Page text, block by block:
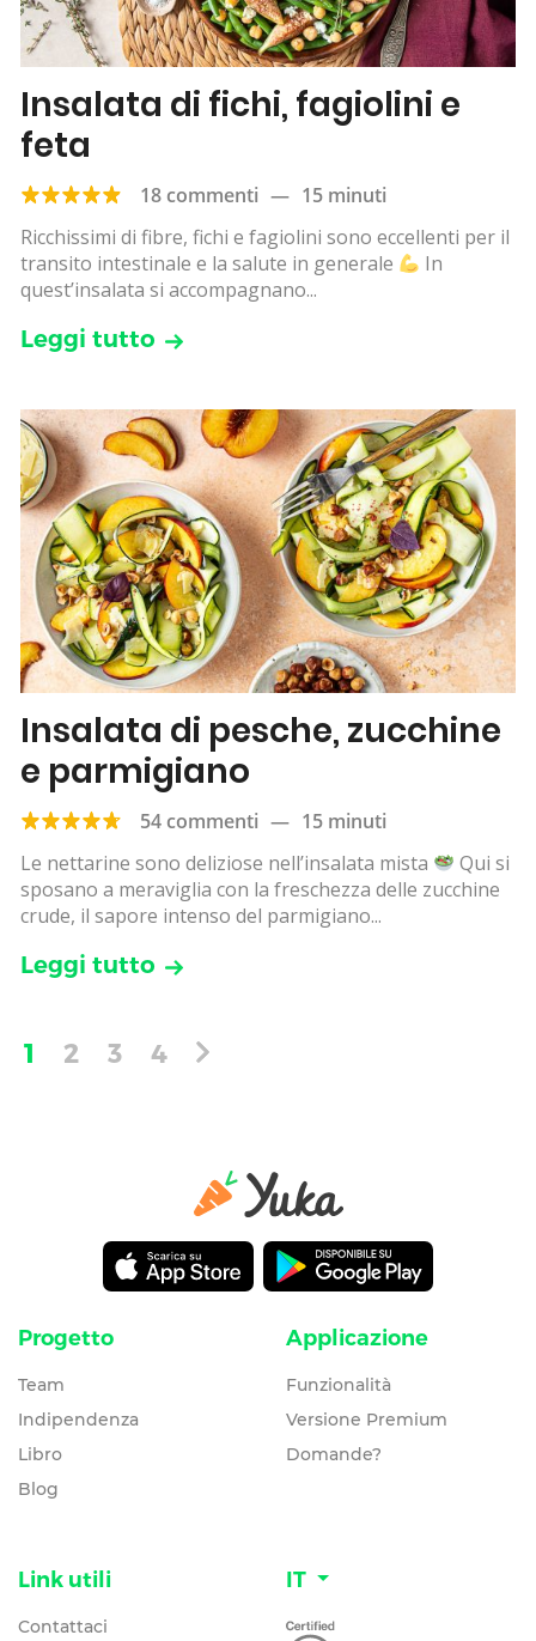
Insalata di fichi, fagiolini e
feta
18 commenti — 15 minuti
Ricchissimi di fibre, fichi e fagiolini sono eccellenti per il
transito intestinale e la salute in generale
In
quest’insalata si accompagnano...
Leggi tutto
Insalata di pesche, zucchine
e parmigiano
54 commenti — 15 minuti
Le nettarine sono deliziose nell’insalata mista
Qui si
sposano a meraviglia con la freschezza delle zucchine
crude, il sapore intenso del parmigiano...
Leggi tutto
1 2 3 4
Progetto
Team
Indipendenza
Libro
Blog
Applicazione
Funzionalità
Versione Premium
Domande?
Link utili
Contattaci
IT